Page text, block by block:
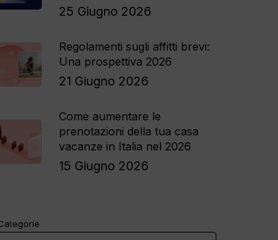
25 Giugno 2026
Regolamenti sugli affitti brevi:
Una prospettiva 2026
21 Giugno 2026
Come aumentare le
prenotazioni della tua casa
vacanze in Italia nel 2026
15 Giugno 2026